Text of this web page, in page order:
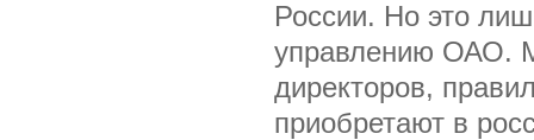
России. Но это
управлению ОАО.
директоров,
приобретают в